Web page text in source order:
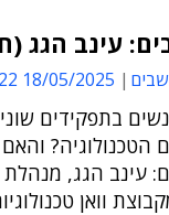
עינב הגג
18/05/2025 11:22
בתפקידים
הטכנולוגיה?
עינב הגג, מנהלת
וואן